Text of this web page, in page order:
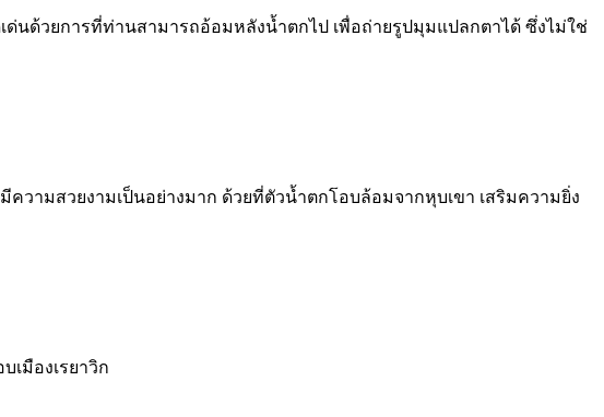
ด่นด้วยการที่ท่านสามารถอ้อมหลังน้ำตกไป เพื่อถ่ายรูปมุมแปลกตาได้ ซึ่งไม่ใช่
ามสวยงามเป็นอย่างมาก ด้วยที่ตัวน้ำตกโอบล้อมจากหุบเขา เสริมความยิ่ง
เมืองเรยาวิก